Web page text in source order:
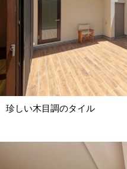
珍しい木目調のタイル